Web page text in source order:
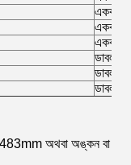
একক
একক
একক
ডাবল
ডাবল
ডাবল
অথবা অঙ্কন বা